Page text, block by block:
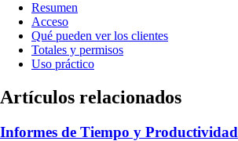
Resumen
Acceso
Qué pueden ver los clientes
Totales y permisos
Uso práctico
Artículos relacionados
Informes de Tiempo y Productividad